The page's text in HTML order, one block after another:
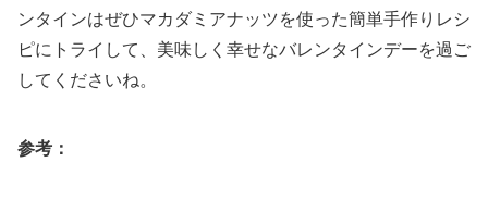
ンタインはぜひマカダミアナッツを使った簡単手作りレシ
ピにトライして、美味しく幸せなバレンタインデーを過ご
してくださいね。
参考：